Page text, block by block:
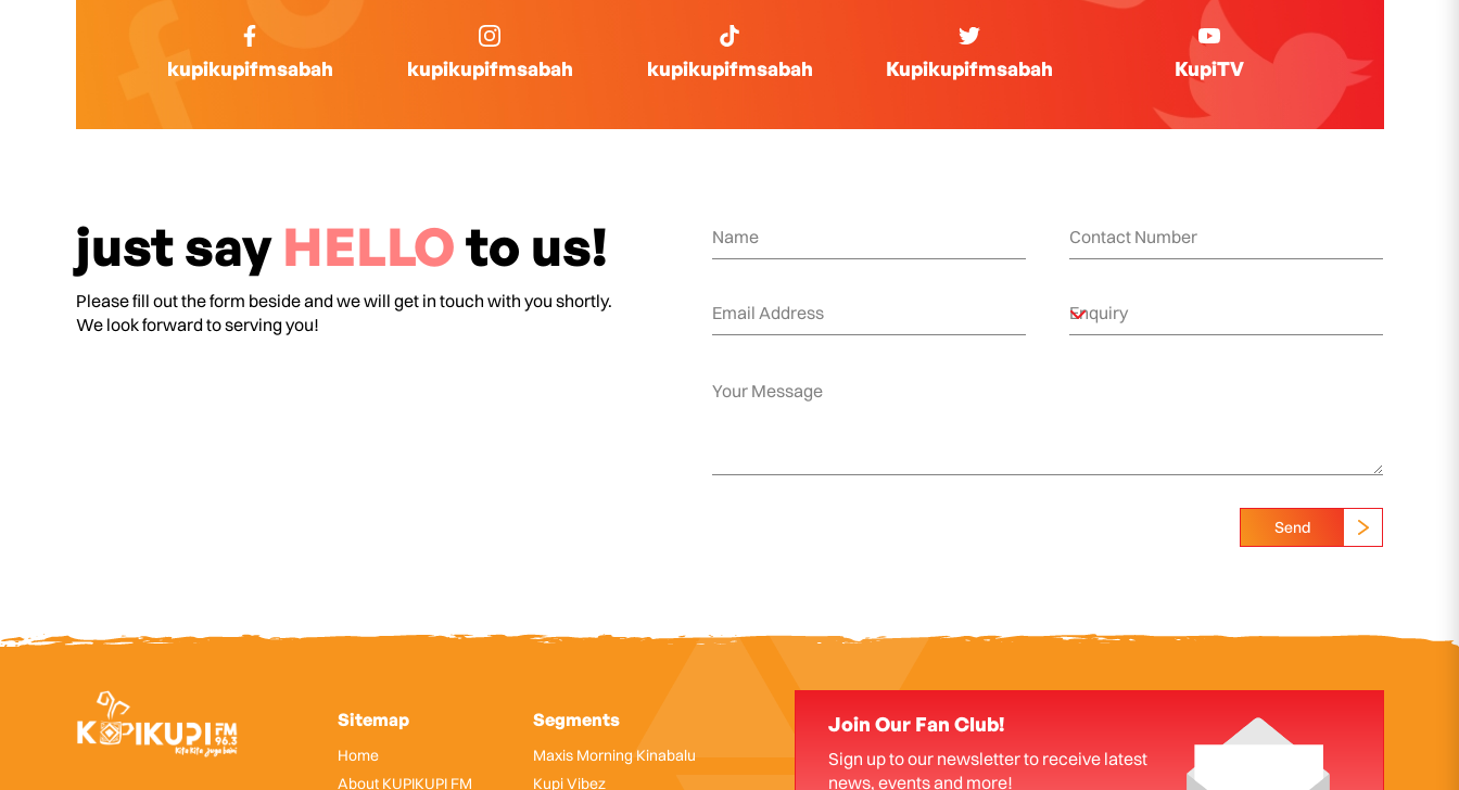
kupikupifmsabah kupikupifmsabah kupikupifmsabah Kupikupifmsabah KupiTV
just say HELLOto us!
Please fill out the form beside and we will get in touch with you shortly.
We look forward to serving you!
Send
Sitemap
Home
About KUPIKUPI FM
Segments
Maxis Morning Kinabalu
Kupi Vibez
Join Our Fan Club!
Sign up to our newsletter to receive latest
news, events and more!